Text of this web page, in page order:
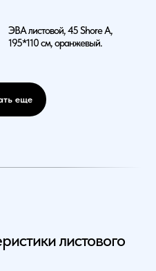
ЭВА листовой, 45 Shore A,
195*110 см, оранжевый.
еще
листового